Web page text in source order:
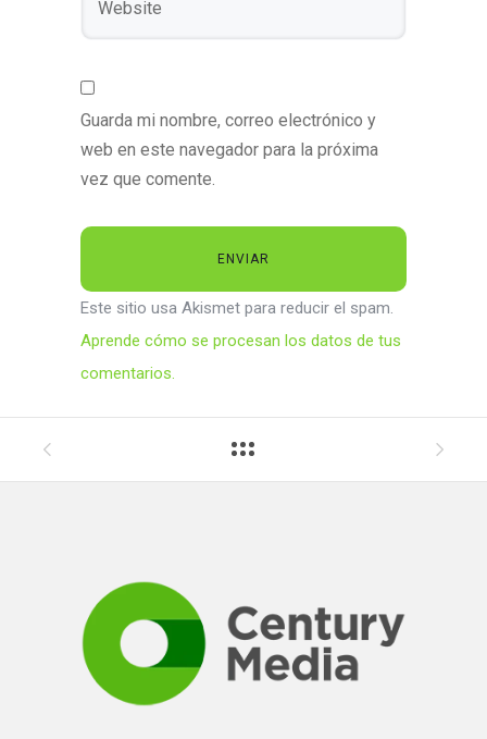
Guarda mi nombre, correo electrónico y
web en este navegador para la próxima
vez que comente.
Este sitio usa Akismet para reducir el spam.
Aprende cómo se procesan los datos de tus
comentarios.